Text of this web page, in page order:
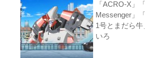
「ACRO-X」
Messenger」
1号とまだら牛
いろ